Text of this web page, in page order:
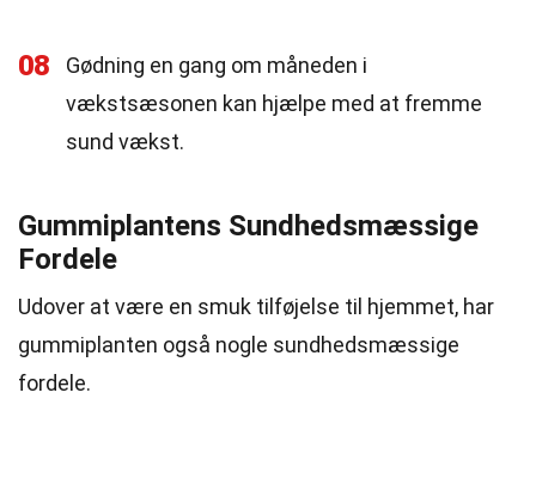
08
Gødning en gang om måneden i
vækstsæsonen kan hjælpe med at fremme
sund vækst.
Gummiplantens Sundhedsmæssige
Fordele
Udover at være en smuk tilføjelse til hjemmet, har
gummiplanten også nogle sundhedsmæssige
fordele.